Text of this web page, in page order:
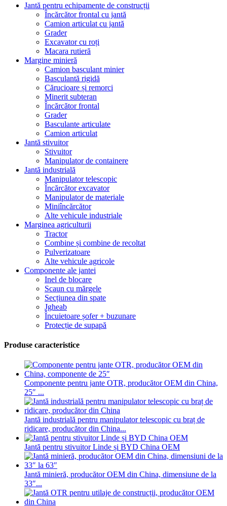
Jantă pentru echipamente de construcții
Încărcător frontal cu jantă
Camion articulat cu jantă
Grader
Excavator cu roți
Macara rutieră
Margine minieră
Camion basculant minier
Basculantă rigidă
Cărucioare și remorci
Minerit subteran
Încărcător frontal
Grader
Basculante articulate
Camion articulat
Jantă stivuitor
Stivuitor
Manipulator de containere
Jantă industrială
Manipulator telescopic
Încărcător excavator
Manipulator de materiale
Miniîncărcător
Alte vehicule industriale
Marginea agriculturii
Tractor
Combine și combine de recoltat
Pulverizatoare
Alte vehicule agricole
Componente ale jantei
Inel de blocare
Scaun cu mărgele
Secțiunea din spate
Jgheab
Încuietoare șofer + buzunare
Protecție de supapă
Produse caracteristice
Componente pentru jante OTR, producător OEM din China,
25″ ...
Jantă industrială pentru manipulator telescopic cu braț de
ridicare, producător din China...
Jantă pentru stivuitor Linde și BYD China OEM
Jantă minieră, producător OEM din China, dimensiune de la
33″...